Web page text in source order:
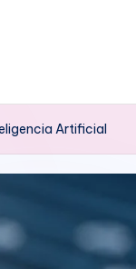
Artificial